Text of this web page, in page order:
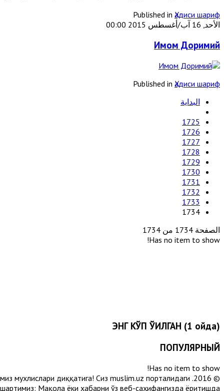
Published in Ҳадиси шариф
الأحد, 16 آب/أغسطس 2015 00:00
Имом Доримий
Published in Ҳадиси шариф
البداية
1725
1726
1727
1728
1729
1730
1731
1732
1733
1734
الصفحة 1734 من 1734
Has no item to show!
ЭНГ КЎП ЎҚИЛГАН (1 ойда)
ПОПУЛЯРНЫЙ
Has no item to show!
мухлислари диққатига! Сиз muslim.uz порталидаги
Мақола ёки хабарни ўз веб-саҳифангизда ёритишда